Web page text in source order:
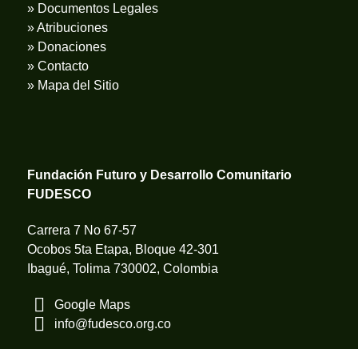
» Documentos Legales
» Atribuciones
» Donaciones
» Contacto
» Mapa del Sitio
Fundación Futuro y Desarrollo Comunitario
FUDESCO
Carrera 7 No 67-57
Ocobos 5ta Etapa, Bloque 42-301
Ibagué, Tolima 730002, Colombia
Google Maps
info@fudesco.org.co